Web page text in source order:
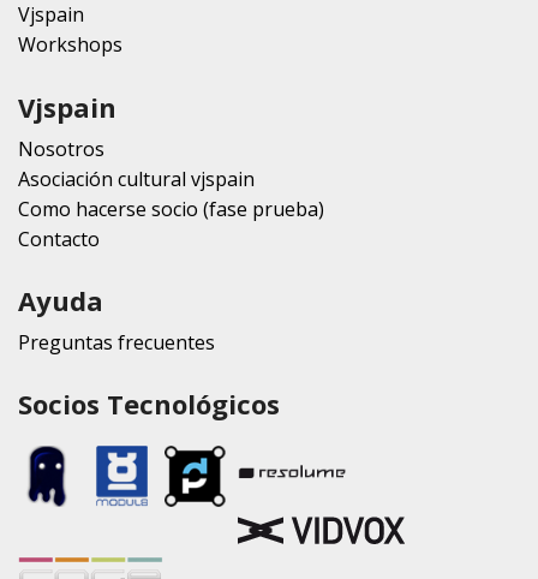
Vjspain
Workshops
Vjspain
Nosotros
Asociación cultural vjspain
Como hacerse socio (fase prueba)
Contacto
Ayuda
Preguntas frecuentes
Socios Tecnológicos